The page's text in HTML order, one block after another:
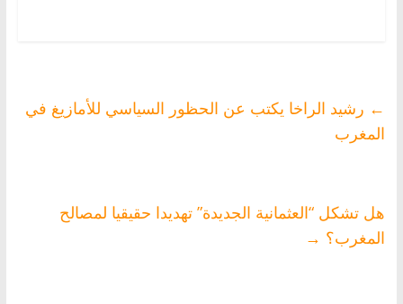
← رشيد الراخا يكتب عن الحظور السياسي للأمازيغ في
المغرب
هل تشكل “العثمانية الجديدة” تهديدا حقيقيا لمصالح
المغرب؟ →